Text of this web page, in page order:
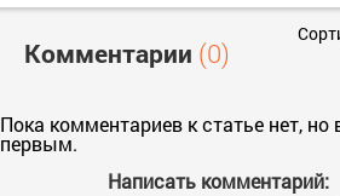
Комментарии (0)
Пока комментариев к статье нет,
первым.
Написать комментарий: